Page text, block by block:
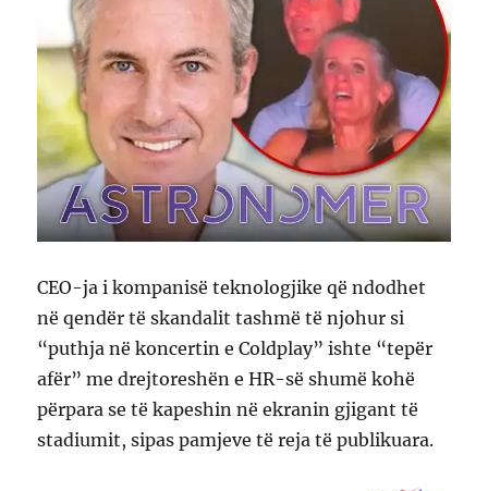
CEO-ja i kompanisë teknologjike që ndodhet
në qendër të skandalit tashmë të njohur si
“puthja në koncertin e Coldplay” ishte “tepër
afër” me drejtoreshën e HR-së shumë kohë
përpara se të kapeshin në ekranin gjigant të
stadiumit, sipas pamjeve të reja të publikuara.